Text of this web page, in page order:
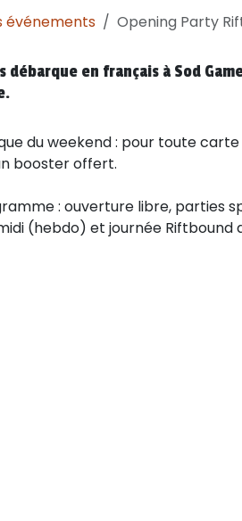
événements Opening Party
débarque en français à Sod
du weekend : pour toute
booster offert.
: ouverture libre, parties
(hebdo) et journée Riftbound